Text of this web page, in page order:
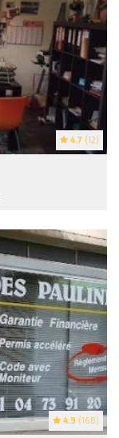
4.7 (12)
4.9 (168)